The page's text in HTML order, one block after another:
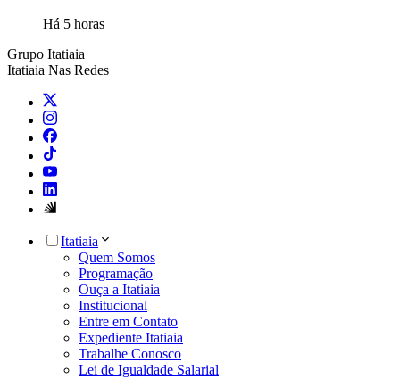
Há 5 horas
Grupo Itatiaia
Itatiaia Nas Redes
Itatiaia
Quem Somos
Programação
Ouça a Itatiaia
Institucional
Entre em Contato
Expediente Itatiaia
Trabalhe Conosco
Lei de Igualdade Salarial